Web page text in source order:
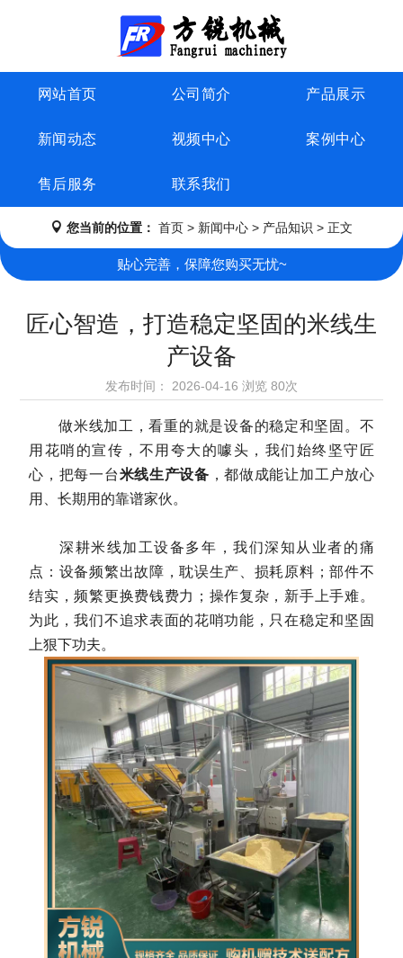
网站首页 公司简介 产品展示
新闻动态 视频中心 案例中心
售后服务 联系我们
您当前的位置： 首页 > 新闻中心 > 产品知识 > 正文
贴心完善，保障您购买无忧~
匠心智造，打造稳定坚固的米线生
产设备
发布时间： 2026-04-16 浏览 80次
做米线加工，看重的就是设备的稳定和坚固。不
用花哨的宣传，不用夸大的噱头，我们始终坚守匠
心，把每一台米线生产设备 ，都做成能让加工户放心
用、长期用的靠谱家伙。
深耕米线加工设备多年，我们深知从业者的痛
点：设备频繁出故障，耽误生产、损耗原料；部件不
结实，频繁更换费钱费力；操作复杂，新手上手难。
为此，我们不追求表面的花哨功能，只在稳定和坚固
上狠下功夫。